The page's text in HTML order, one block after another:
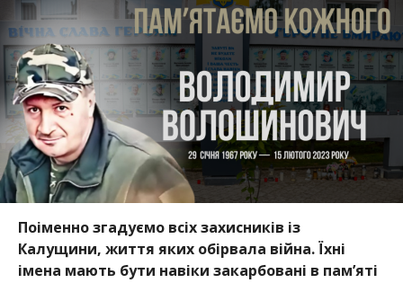
Поіменно згадуємо всіх захисників із
Калущини, життя яких обірвала війна. Їхні
імена мають бути навіки закарбовані в пам’яті